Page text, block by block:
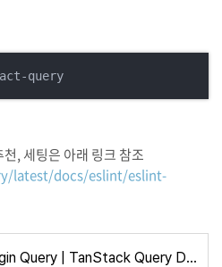
, 세팅은 아래 링크 참조
latest/docs/eslint/eslint-
ESLint Plugin Query | TanStack Query Docs